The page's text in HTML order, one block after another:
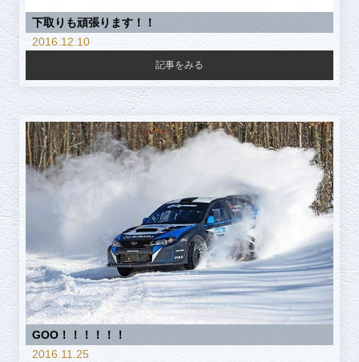
下取りも頑張ります！！
2016.12.10
記事をみる
GOO！！！！！！
2016.11.25